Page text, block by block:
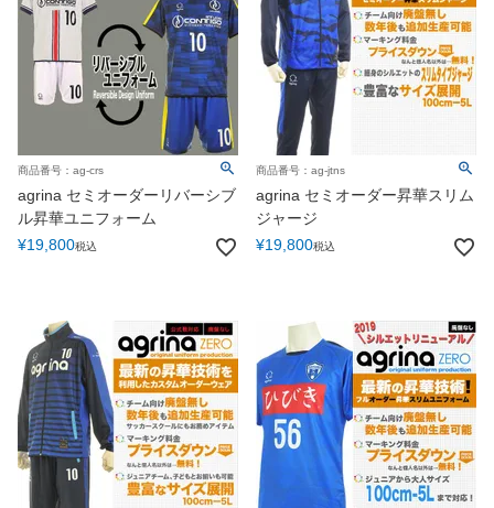
黄色 オレンジ 赤
ゴールド ピンク
紫 青
水色
かっこいい おしゃれ
かわいい レディース 上下セット
チームオーダー シミュレーション
送料無料
2026春夏 2025秋冬 2025春夏 2024秋冬 2024春夏
季節別
春 夏 秋 冬
並び順
新着順 登録順 価格が安い順 価格が高い順
商品番号：ag-crs
agrina セミオーダーリバーシブ
ル昇華ユニフォーム
¥19,800税込
商品番号：ag-jtns
agrina セミオーダー昇華スリム
ジャージ
¥19,800税込